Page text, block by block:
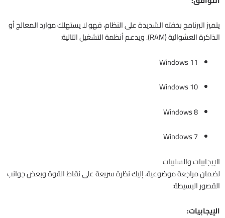
يتميز البرنامج بخفته الشديدة على النظام، فهو لا يستهلك موارد المعالج أو
الذاكرة العشوائية (RAM). ويدعم أنظمة التشغيل التالية:
Windows 11
Windows 10
Windows 8
Windows 7
الإيجابيات والسلبيات
لضمان مراجعة موضوعية، إليك نظرة سريعة على نقاط القوة وبعض جوانب
القصور البسيطة:
الإيجابيات: